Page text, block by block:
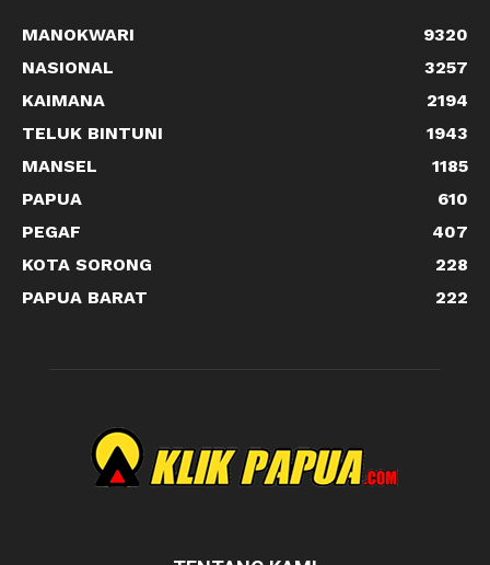
MANOKWARI
9320
NASIONAL
3257
KAIMANA
2194
TELUK BINTUNI
1943
MANSEL
1185
PAPUA
610
PEGAF
407
KOTA SORONG
228
PAPUA BARAT
222